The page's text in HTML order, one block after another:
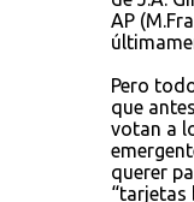
AP
Pero
que
votan a
querer
“tarjetas